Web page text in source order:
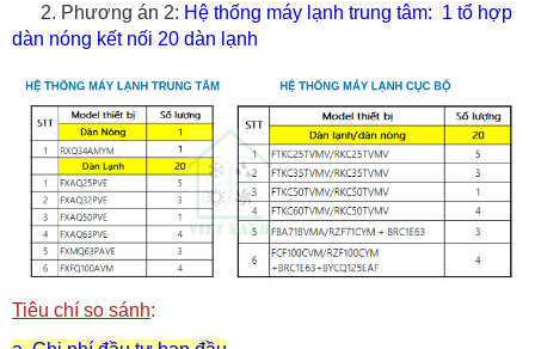
2. Phương án 2: Hệ thống máy lạnh trung tâm: 1 tổ hợp
dàn nóng kết nối 20 dàn lạnh
Tiêu chí so sánh: